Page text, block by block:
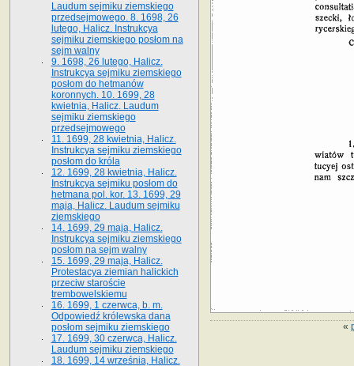
«
Laudum sejmiku ziemskiego
przedsejmowego. 8. 1698, 26
lutego, Halicz. Instrukcya
sejmiku ziemskiego posłom na
sejm walny
9. 1698, 26 lutego, Halicz.
Instrukcya sejmiku ziemskiego
posłom do hetmanów
koronnych. 10. 1699, 28
kwietnia, Halicz. Laudum
sejmiku ziemskiego
przedsejmowego
11. 1699, 28 kwietnia, Halicz.
Instrukcya sejmiku ziemskiego
posłom do króla
12. 1699, 28 kwietnia, Halicz.
Instrukcya sejmiku posłom do
hetmana pol. kor. 13. 1699, 29
maja, Halicz. Laudum sejmiku
ziemskiego
14. 1699, 29 maja, Halicz.
Instrukcya sejmiku ziemskiego
posłom na sejm walny
15. 1699, 29 maja, Halicz.
Protestacya ziemian halickich
przeciw staroście
trembowelskiemu
16. 1699, 1 czerwca, b. m.
Odpowiedź królewska dana
posłom sejmiku ziemskiego
17. 1699, 30 czerwca, Halicz.
Laudum sejmiku ziemskiego
18. 1699, 14 września, Halicz.